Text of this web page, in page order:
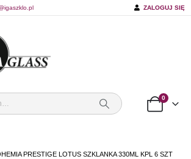
ZALOGUJ SIĘ
0
PRESTIGE LOTUS SZKLANKA 330ML KPL 6 SZT